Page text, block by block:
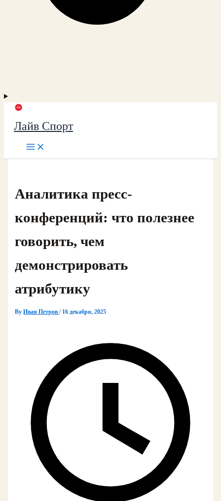
Лайв Спорт
Аналитика пресс-
конференций: что полезнее
говорить, чем
демонстрировать
атрибутику
ByИван Петров/ 16 декабря, 2025